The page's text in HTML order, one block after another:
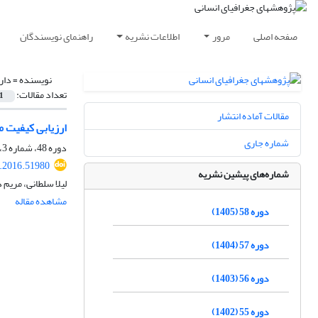
صفحه اصلی مرور اطلاعات نشریه راهنمای نویسندگان
نویسنده =
تعداد مقالات: 1
ارزیابی
دوره 48، شماره 3، پاییز 1395، صفحه
لیلا سلطانی، مریم
مشاهده مقاله
مقالات آماده انتشار
شماره جاری
شماره‌های پیشین نشریه
دوره 58 (1405)
دوره 57 (1404)
دوره 56 (1403)
دوره 55 (1402)